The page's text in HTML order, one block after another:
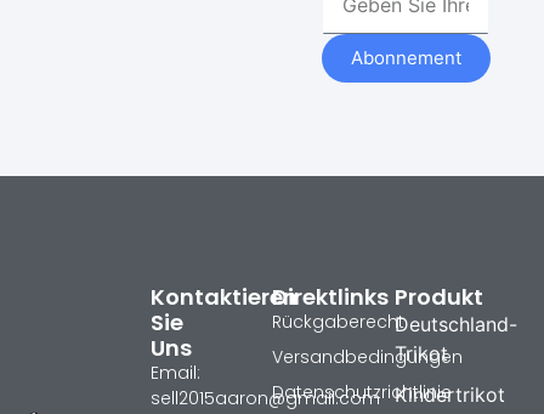
Abonnement
Produkt
Deutschland-
Trikot
Kindertrikot
Direktlinks
Rückgaberecht
Versandbedingungen
Datenschutzrichtlinie
Kontaktieren
Sie
Uns
Email:
sell2015aaron@gmail.com